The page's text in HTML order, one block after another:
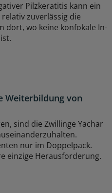
Pilzkeratitis kann ein
zuverlässig die
dort, wo keine konfokale In-
Weiterbildung von
sind die Zwillinge Yachar
nur im Doppelpack.
einzige Herausforderung.